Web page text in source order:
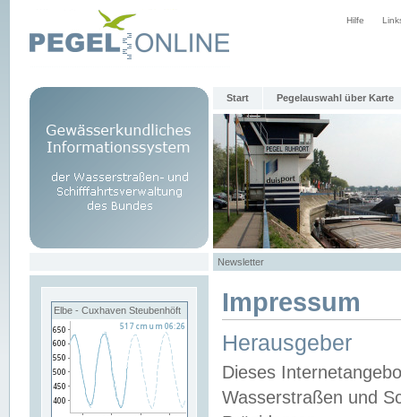
Hilfe
Start Pegelauswahl über Karte
Newsletter
Elbe - Cuxhaven Steubenhöft Impressum
Herausgeber
Dieses
Wasserstraßen und